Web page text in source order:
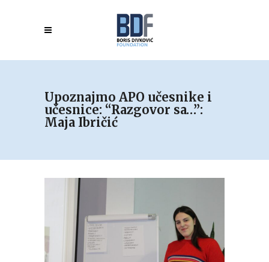
Upoznajmo APO učesnike i
učesnice: “Razgovor sa…”:
Maja Ibričić